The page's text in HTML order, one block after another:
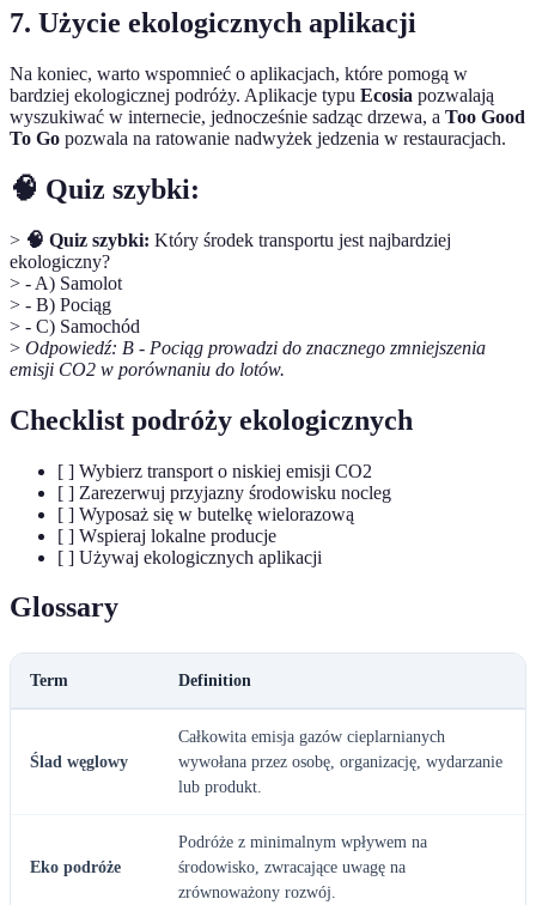
7. Użycie ekologicznych aplikacji
Na koniec, warto wspomnieć o aplikacjach, które pomogą w
bardziej ekologicznej podróży. Aplikacje typu Ecosia pozwalają
wyszukiwać w internecie, jednocześnie sadząc drzewa, a Too Good
To Go pozwala na ratowanie nadwyżek jedzenia w restauracjach.
🧠 Quiz szybki:
> 🧠 Quiz szybki: Który środek transportu jest najbardziej
ekologiczny?
> - A) Samolot
> - B) Pociąg
> - C) Samochód
> Odpowiedź: B - Pociąg prowadzi do znacznego zmniejszenia
emisji CO2 w porównaniu do lotów.
Checklist podróży ekologicznych
[ ] Wybierz transport o niskiej emisji CO2
[ ] Zarezerwuj przyjazny środowisku nocleg
[ ] Wyposaż się w butelkę wielorazową
[ ] Wspieraj lokalne producje
[ ] Używaj ekologicznych aplikacji
Glossary
Term Definition
Ślad węglowy
Całkowita emisja gazów cieplarnianych
wywołana przez osobę, organizację, wydarzanie
lub produkt.
Eko podróże
Podróże z minimalnym wpływem na
środowisko, zwracające uwagę na
zrównoważony rozwój.